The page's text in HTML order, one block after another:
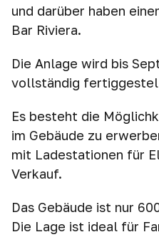
und darüber haben
Bar Riviera.
Die Anlage wird bis
vollständig
Es besteht die
im Gebäude zu
mit Ladestationen für
Verkauf.
Das Gebäude ist nur
Die Lage ist ideal für